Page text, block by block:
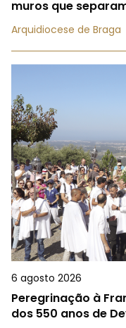
muros que
Arquidiocese de Braga
6 agosto 2026
Peregrinação à
dos 550 anos de